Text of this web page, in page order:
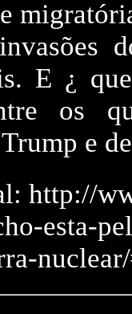
E ¿
os
e
http://
esta-